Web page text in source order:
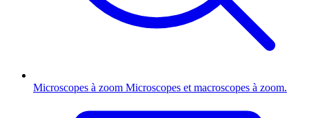
Microscopes à zoom Microscopes et macroscopes à zoom.